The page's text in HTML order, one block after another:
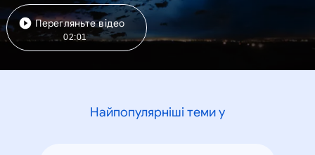
Перегляньте відео
02:01
Найпопулярніші теми у